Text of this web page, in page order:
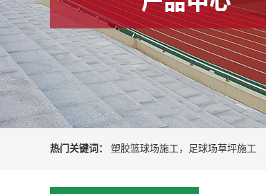
热门关键词： 塑胶篮球场施工 ， 足球场草坪施工